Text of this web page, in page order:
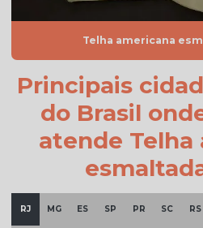
Telha cinza preço
Telha colonial bege preço
Telha colonial esmaltada
Telha colonial esmaltada branca
Telha colonial esmaltada cinza
Telha colonial esmaltada dupla face
Telha americana
Principais
do Brasil
atende Telha
RJ MG ES SP PR SC RS